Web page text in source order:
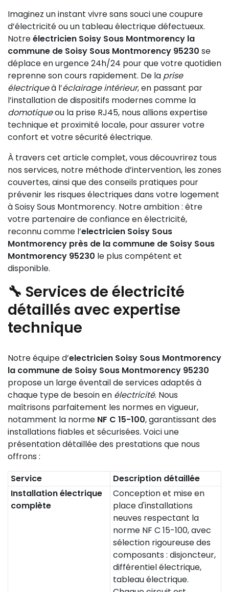
Imaginez un instant vivre sans souci une coupure
d’électricité ou un tableau électrique défectueux.
Notreélectricien Soisy Sous Montmorency la
commune de Soisy Sous Montmorency 95230 se
déplace en urgence 24h/24 pour que votre quotidien
reprenne son cours rapidement. De la prise
électriqueà l’éclairage intérieur, en passant par
l’installation de dispositifs modernes comme la
domotiqueou la prise RJ45, nous allions expertise
technique et proximité locale, pour assurer votre
confort et votre sécurité électrique.
À travers cet article complet, vous découvrirez tous
nos services, notre méthode d’intervention, les zones
couvertes, ainsi que des conseils pratiques pour
prévenir les risques électriques dans votre logement
à Soisy Sous Montmorency. Notre ambition : être
votre partenaire de confiance en électricité,
reconnu comme l’electricien Soisy Sous
Montmorency près de la commune de Soisy Sous
Montmorency 95230 le plus compétent et
disponible.
🔧 Services de électricité
détaillés avec expertise
technique
Notre équipe d’electricien Soisy Sous Montmorency
la commune de Soisy Sous Montmorency 95230
propose un large éventail de services adaptés à
chaque type de besoin en électricité. Nous
maîtrisons parfaitement les normes en vigueur,
notamment la norme NF C 15-100, garantissant des
installations fiables et sécurisées. Voici une
présentation détaillée des prestations que nous
offrons :
Service
Description détaillée
Installation électrique
complète
Conception et mise en
place d'installations
neuves respectant la
norme NF C 15-100, avec
sélection rigoureuse des
composants : disjoncteur,
différentiel électrique,
tableau électrique.